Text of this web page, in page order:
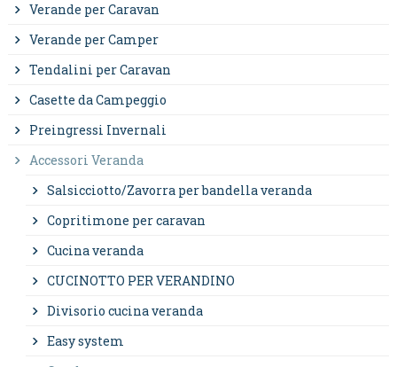
Verande per Caravan
Verande per Camper
Tendalini per Caravan
Casette da Campeggio
Preingressi Invernali
Accessori Veranda
Salsicciotto/Zavorra per bandella veranda
Copritimone per caravan
Cucina veranda
CUCINOTTO PER VERANDINO
Divisorio cucina veranda
Easy system